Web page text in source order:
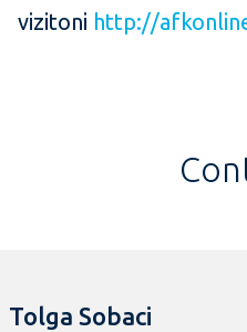
vizitoni http://
Tolga Sobaci